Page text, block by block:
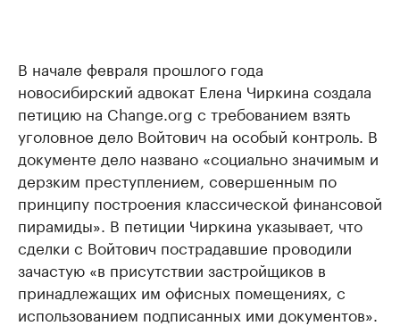
В начале февраля прошлого года
новосибирский адвокат Елена Чиркина создала
петицию на Change.org с требованием взять
уголовное дело Войтович на особый контроль. В
документе дело названо «социально значимым и
дерзким преступлением, совершенным по
принципу построения классической финансовой
пирамиды». В петиции Чиркина указывает, что
сделки с Войтович пострадавшие проводили
зачастую «в присутствии застройщиков в
принадлежащих им офисных помещениях, с
использованием подписанных ими документов».